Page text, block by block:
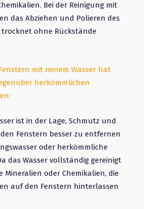
Bei der Reinigung mit
das Abziehen und Polieren des
trocknet ohne Rückstände
mit reinem Wasser hat
herkömmlichen
ist in der Lage, Schmutz und
Fenstern besser zu entfernen
oder herkömmliche
das Wasser vollständig gereinigt
Mineralien oder Chemikalien, die
auf den Fenstern hinterlassen